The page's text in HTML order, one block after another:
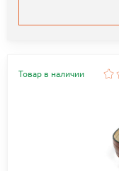
Товар в наличии